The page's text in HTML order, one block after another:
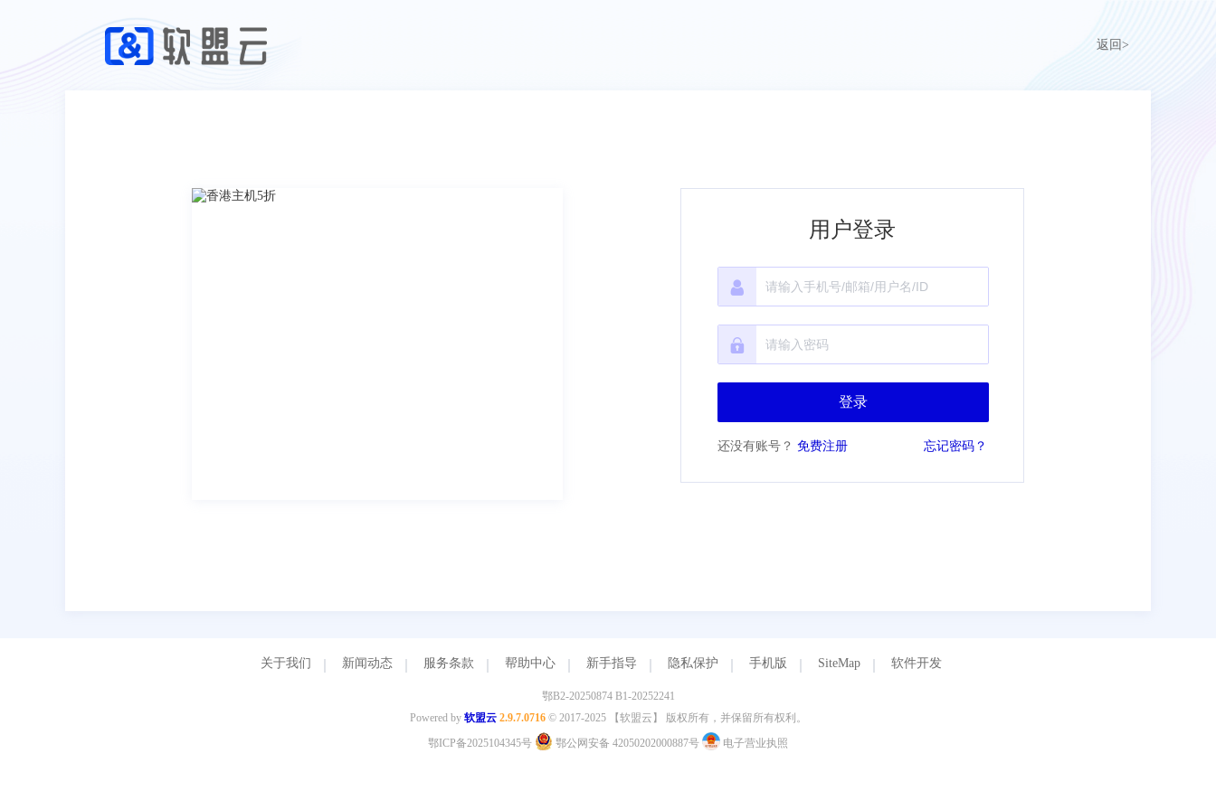
返回>
用户登录
登录
还没有账号？ 免费注册 忘记密码？
关于我们 新闻动态 服务条款 帮助中心 新手指导 隐私保护 手机版 SiteMap 软件开发
鄂B2-20250874 B1-20252241
Powered by 软盟云 2.9.7.0716© 2017-2025 【软盟云】 版权所有，并保留所有权利。
鄂ICP备2025104345号
鄂公网安备 42050202000887号 电子营业执照